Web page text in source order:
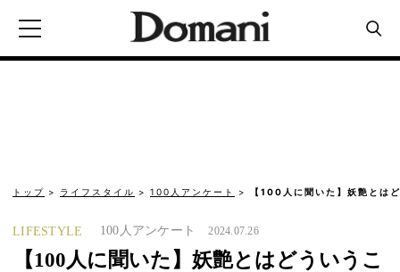
トップ ライフスタイル 100人アンケート 【100人に聞いた】妖艶とは
LIFESTYLE 100人アンケート 2024.07.26
【100人に聞いた】妖艶とはどういうこ